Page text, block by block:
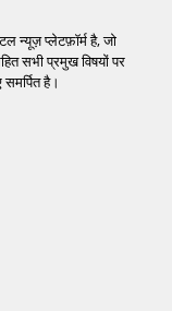
न्यूज़ प्लेटफ़ॉर्म है, जो
सभी प्रमुख विषयों पर
है।